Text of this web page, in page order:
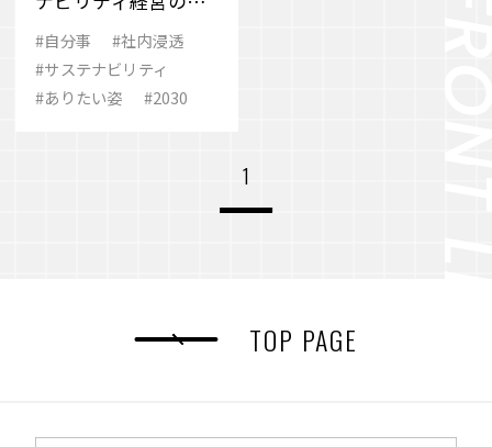
みとこれから
#自分事
#社内浸透
#サステナビリティ
#ありたい姿
#2030
1
TOP PAGE